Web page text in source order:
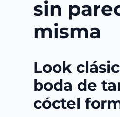
sin
misma
Look
boda de
cóctel